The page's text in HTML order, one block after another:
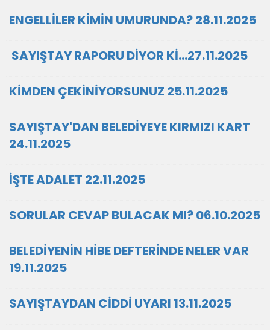
ENGELLİLER KİMİN UMURUNDA? 28.11.2025
SAYIŞTAY RAPORU DİYOR Kİ…27.11.2025
KİMDEN ÇEKİNİYORSUNUZ 25.11.2025
SAYIŞTAY'DAN BELEDİYEYE KIRMIZI KART
24.11.2025
İŞTE ADALET 22.11.2025
SORULAR CEVAP BULACAK MI? 06.10.2025
BELEDİYENİN HİBE DEFTERİNDE NELER VAR
19.11.2025
SAYIŞTAYDAN CİDDİ UYARI 13.11.2025